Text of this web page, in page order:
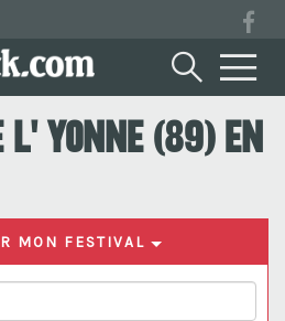
l' Yonne (89) en
MON FESTIVAL